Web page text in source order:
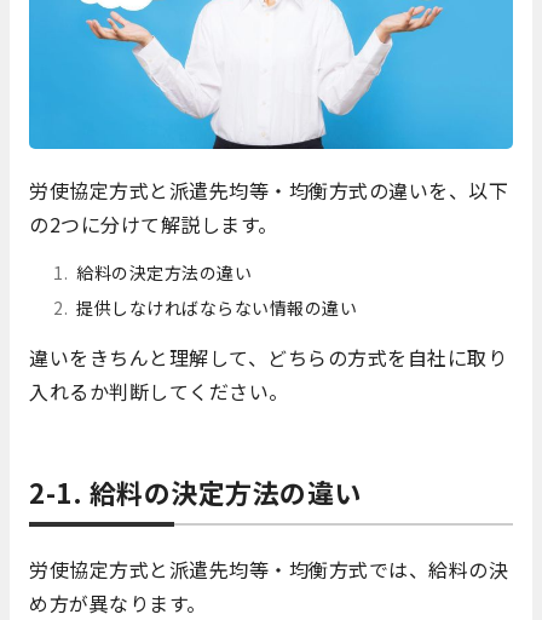
労使協定方式と派遣先均等・均衡方式の違いを、以下
の2つに分けて解説します。
給料の決定方法の違い
提供しなければならない情報の違い
違いをきちんと理解して、どちらの方式を自社に取り
入れるか判断してください。
2-1. 給料の決定方法の違い
労使協定方式と派遣先均等・均衡方式では、給料の決
め方が異なります。